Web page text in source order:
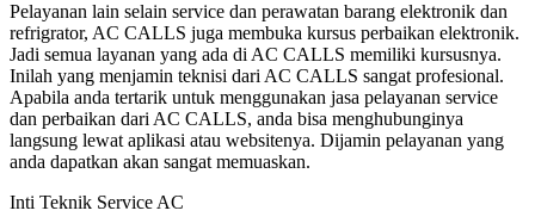
Pelayanan lain selain service dan perawatan barang elektronik dan
refrigrator, AC CALLS juga membuka kursus perbaikan elektronik.
Jadi semua layanan yang ada di AC CALLS memiliki kursusnya.
Inilah yang menjamin teknisi dari AC CALLS sangat profesional.
Apabila anda tertarik untuk menggunakan jasa pelayanan service
dan perbaikan dari AC CALLS, anda bisa menghubunginya
langsung lewat aplikasi atau websitenya. Dijamin pelayanan yang
anda dapatkan akan sangat memuaskan.
Inti Teknik Service AC